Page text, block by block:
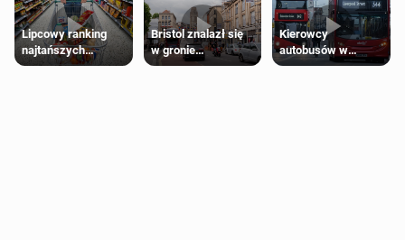
Lipcowy ranking
najtańszych
supermarketów
Bristol znalazł się
w gronie
najlepszych
Kierowcy
autobusów w
Londynie